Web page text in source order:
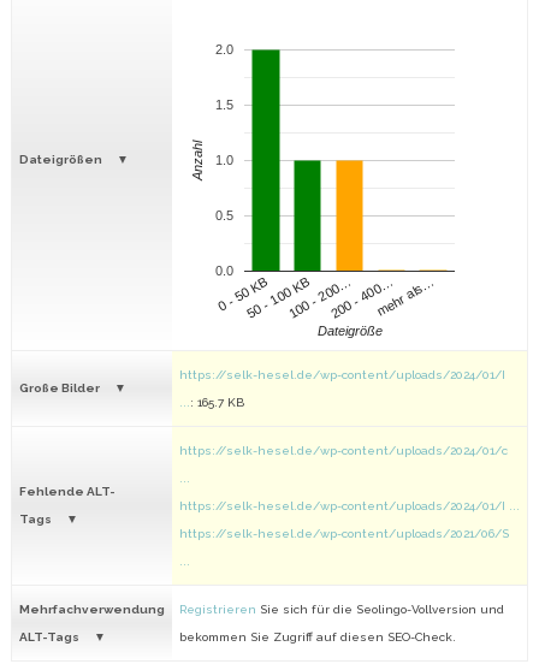
Dateigrößen
0 - 50 KB50 - 100 KB100 - 200…200 - 400…mehr als…
0.0
0.5
1.0
1.5
2.0
Dateigröße
Anzahl
Große Bilder
https://selk-hesel.de/wp-content/uploads/2024/01/I
: 165.7 KB
Fehlende ALT-
Tags
https://selk-hesel.de/wp-content/uploads/2024/01/c
https://selk-hesel.de/wp-content/uploads/2024/01/I ...
https://selk-hesel.de/wp-content/uploads/2021/06/S
Mehrfachverwendung
ALT-Tags
Registrieren Sie sich für die Seolingo-Vollversion und
bekommen Sie Zugriff auf diesen SEO-Check.